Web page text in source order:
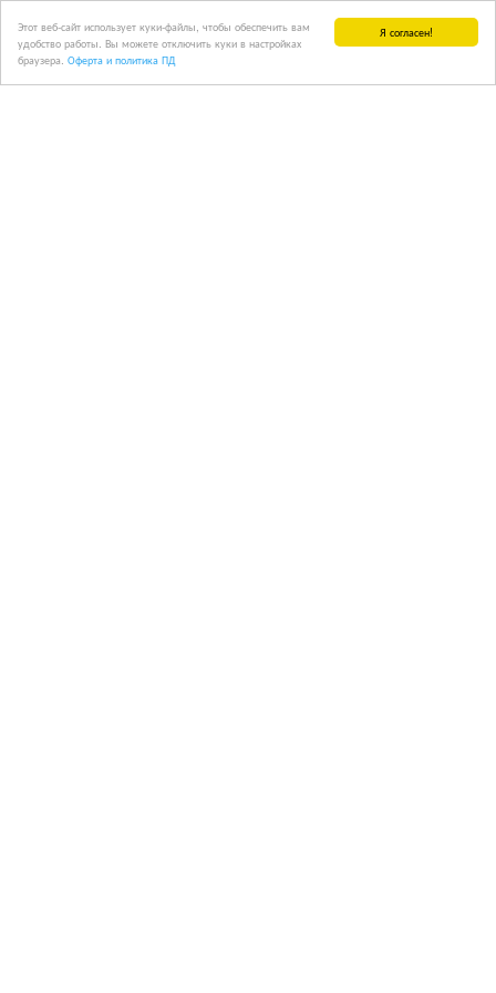
Я согласен!
Этот веб-сайт использует куки-файлы, чтобы обеспечить вам
удобство работы. Вы можете отключить куки в настройках
браузера. Оферта и политика ПД